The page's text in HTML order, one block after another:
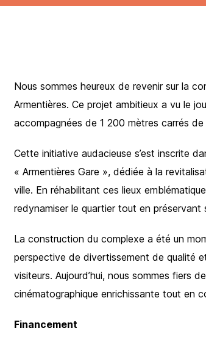
Nous sommes heureux de revenir sur la
Armentières. Ce projet ambitieux a vu le
accompagnées de 1 200 mètres carrés
Cette initiative audacieuse s’est inscrite
« Armentières Gare », dédiée à la
ville. En réhabilitant ces lieux
redynamiser le quartier tout en préservant
La construction du complexe a été un
perspective de divertissement de qualité
visiteurs. Aujourd’hui, nous sommes fiers
cinématographique enrichissante tout en
Financement